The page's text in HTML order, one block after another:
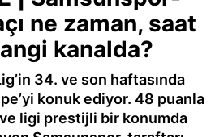
ne zaman, saat
kanalda?
34. ve son haftasında
konuk ediyor. 48 puanla
ve ligi prestijli bir konumda